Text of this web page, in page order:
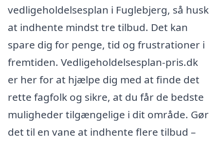
vedligeholdelsesplan i Fuglebjerg, så husk
at indhente mindst tre tilbud. Det kan
spare dig for penge, tid og frustrationer i
fremtiden. Vedligeholdelsesplan-pris.dk
er her for at hjælpe dig med at finde det
rette fagfolk og sikre, at du får de bedste
muligheder tilgængelige i dit område. Gør
det til en vane at indhente flere tilbud –